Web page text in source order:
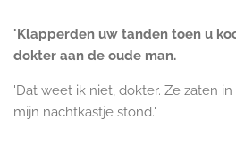
'Klapperden uw tanden toen u
dokter aan de oude man.
'Dat weet ik niet, dokter. Ze zaten
mijn nachtkastje stond.'